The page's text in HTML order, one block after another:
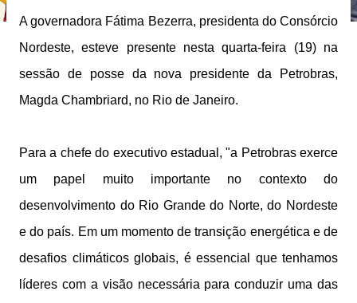
A governadora Fátima Bezerra, presidenta do Consórcio
Nordeste, esteve presente nesta quarta-feira (19) na
sessão de posse da nova presidente da Petrobras,
Magda Chambriard, no Rio de Janeiro.
Para a chefe do executivo estadual, "a Petrobras exerce
um papel muito importante no contexto do
desenvolvimento do Rio Grande do Norte, do Nordeste
e do país. Em um momento de transição energética e de
desafios climáticos globais, é essencial que tenhamos
líderes com a visão necessária para conduzir uma das